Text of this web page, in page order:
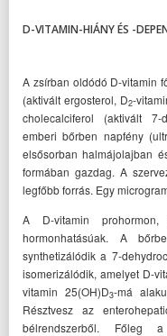
D-VITAMIN-HIÁNY ÉS -
A zsírban oldódó D-vitamin
(aktivált ergosterol, D2-
cholecalciferol (aktivált 7-
emberi bőrben napfény
elsősorban halmájolajban
formában gazdag. A
legfőbb forrás. Egy
A D-vitamin
hormonhatásúak. A
synthetizálódik a 7-
isomerizálódik, amelyet D-
vitamin 25(OH)D3-má
Résztvesz az
bélrendszerből. Főleg